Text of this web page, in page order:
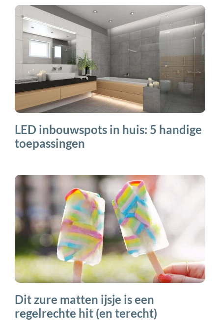
LED inbouwspots in huis: 5 handige
toepassingen
Dit zure matten ijsje is een
regelrechte hit (en terecht)